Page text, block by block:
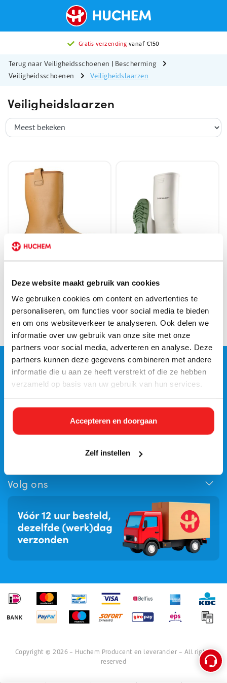
Deze website maakt gebruik van cookies
We gebruiken cookies om content en advertenties te
personaliseren, om functies voor social media te bieden
en om ons websiteverkeer te analyseren. Ook delen we
informatie over uw gebruik van onze site met onze
partners voor social media, adverteren en analyse. Deze
partners kunnen deze gegevens combineren met andere
informatie die u aan ze heeft verstrekt of die ze hebben
verzameld op basis van uw gebruik van hun services.
Accepteren en doorgaan
Zelf instellen
Gratis verzending vanaf €150
Terug naar Veiligheidsschoenen | Bescherming
Veiligheidsschoenen
Veiligheidslaarzen
Veiligheidslaarzen
Direct leverbaar
Jallatte Jalartic CAP
veiligheidslaars S3
€139,15 Incl. btw
€115,00
Direct leverbaar
Dunlop Pricemastor | Laarzen
| Groene zool | 380BV
€21,18 Incl. btw
€17,50
Klantenservice
Mijn account
Categorieën
Volg ons
Copyright © 2026 - Huchem Producent en leverancier - All rights
reserved
Hoe kunnen we u helpen?